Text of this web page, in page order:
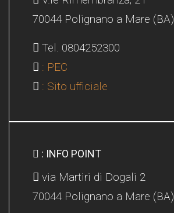
70044 Polignano a Mare (BA)
Tel. 0804252300
: PEC
: Sito ufficiale
: INFO POINT
via Martiri di Dogali 2
70044 Polignano a Mare (BA)